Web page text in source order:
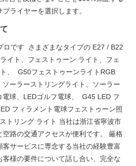
ライヤーを選択します。
ロです さまざまなタイプの E27 / B22
イト、フェストゥーン ライト、フェ
、 G50フェストゥーンライトRGB
ーラーストリングライト、ソーラー
電球、LEDゴルフ電球、 G45 LED フ
フィラメント電球フェストゥーン照
トリング ライト 当社は浙江省寧波市
空路の交通アクセスが便利です。 厳格
客サービスに専念する当社の経験豊富
客様の要件について話し合い、完全な